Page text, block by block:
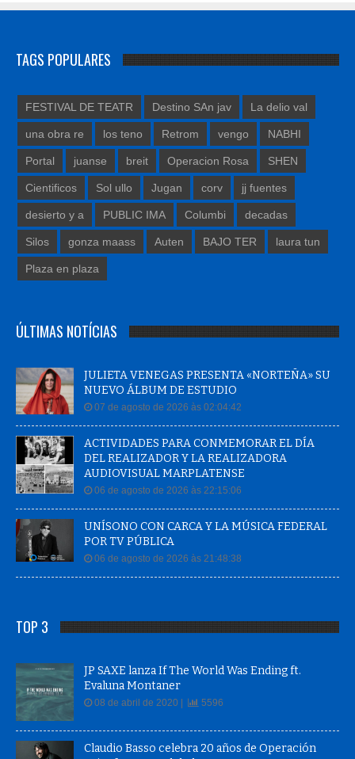
TAGS POPULARES
FESTIVAL DE TEATR Destino SAn jav La delio val
una obra re los teno Retrom vengo NABHI
Portal juanse breit Operacion Rosa SHEN
Cientificos Sol ullo Jugan corv jj fuentes
desierto y a PUBLIC IMA Columbi decadas
Silos gonza maass Auten BAJO TER laura tun
Plaza en plaza
ÚLTIMAS NOTÍCIAS
JULIETA VENEGAS PRESENTA «NORTEÑA» SU
NUEVO ÁLBUM DE ESTUDIO
07 de agosto de 2026 às 02:04:42
ACTIVIDADES PARA CONMEMORAR EL DÍA
DEL REALIZADOR Y LA REALIZADORA
AUDIOVISUAL MARPLATENSE
06 de agosto de 2026 às 22:15:06
UNÍSONO CON CARCA Y LA MÚSICA FEDERAL
POR TV PÚBLICA
06 de agosto de 2026 às 21:48:38
TOP 3
JP SAXE lanza If The World Was Ending ft.
Evaluna Montaner
08 de abril de 2020 | 5596
Claudio Basso celebra 20 años de Operación